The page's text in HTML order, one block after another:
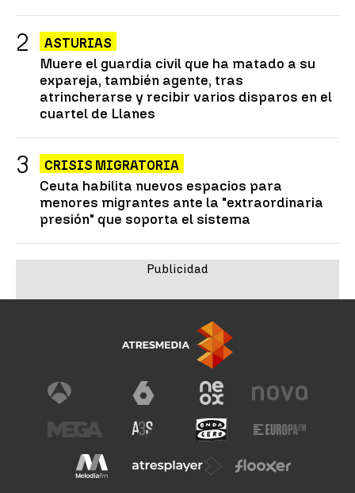
ASTURIAS
Muere el guardia civil que ha matado a su
expareja, también agente, tras
atrincherarse y recibir varios disparos en el
cuartel de Llanes
CRISIS MIGRATORIA
Ceuta habilita nuevos espacios para
menores migrantes ante la "extraordinaria
presión" que soporta el sistema